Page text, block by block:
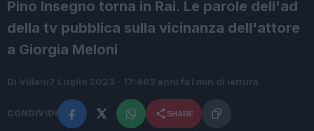
Pino Insegno torna in Rai. Le parole dell'ad
della tv pubblica sulla vicinanza dell'attore
a Giorgia Meloni
Di Villani7 Luglio 2023 - 17:483 anni fa 1 min di lettura
CONDIVIDI SHARE